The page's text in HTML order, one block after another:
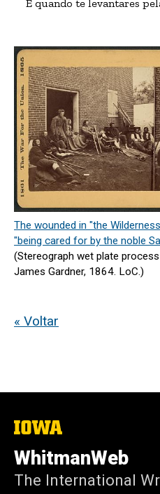
E quando te levantares
The wounded in "the
"being cared for by the noble
(Stereograph wet plate
James Gardner, 1864. LoC.)
« Voltar
The
of
Iowa
WhitmanWeb
The International